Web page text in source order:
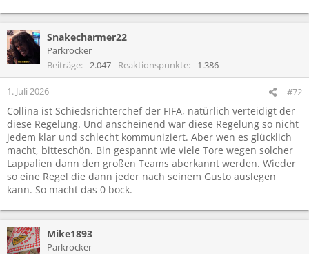
Snakecharmer22
Parkrocker
Beiträge
2.047 Reaktionspunkte 1.386
1. Juli 2026 #72
Collina ist Schiedsrichterchef der FIFA, natürlich verteidigt der
diese Regelung. Und anscheinend war diese Regelung so nicht
jedem klar und schlecht kommuniziert. Aber wen es glücklich
macht, bitteschön. Bin gespannt wie viele Tore wegen solcher
Lappalien dann den großen Teams aberkannt werden. Wieder
so eine Regel die dann jeder nach seinem Gusto auslegen
kann. So macht das 0 bock.
Mike1893
Parkrocker